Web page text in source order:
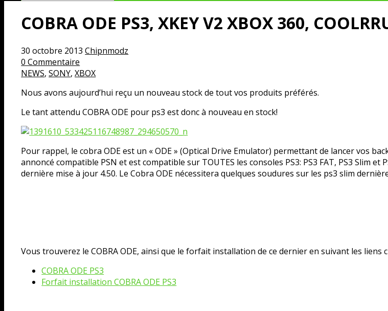
COBRA ODE PS3, XKEY V2 XBOX 360,
30 octobre 2013 Chipnmodz
0 Commentaire
NEWS,SONY,XBOX
Nous avons aujourd’hui reçu un nouveau stock de tout vos produits préférés.
Le tant attendu COBRA ODE pour ps3 est donc à nouveau en stock!
Pour rappel, le cobra ODE est un « ODE » (Optical Drive Emulator) permettant de lancer vos
annoncé compatible PSN et est compatible sur TOUTES les consoles PS3: PS3 FAT, PS3 Slim
dernière mise à jour 4.50. Le Cobra ODE nécessitera quelques soudures sur les ps3 slim
Vous trouverez le COBRA ODE, ainsi que le forfait installation de ce dernier en suivant les liens
COBRA ODE PS3
Forfait installation COBRA ODE PS3